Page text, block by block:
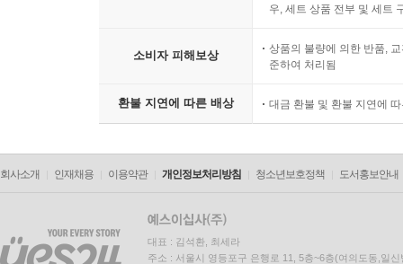
우, 세트 상품 전부 및 세트
소비자 피해보상
상품의 불량에 의한 반품,
준하여 처리됨
환불 지연에 따른 배상 대금 환불 및 환불 지연에
회사소개 인재채용 이용약관 개인정보처리방침 청소년보호정책 도서홍보안내
대표 : 김석환, 최세라
주소 : 서울시 영등포구 은행로 11, 5층~6층(여의도동,일신